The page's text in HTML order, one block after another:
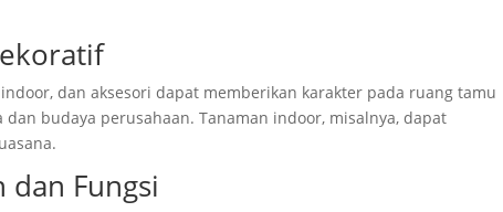
dan aksesori dapat memberikan karakter pada ruang tamu
budaya perusahaan. Tanaman indoor, misalnya, dapat
dan Fungsi